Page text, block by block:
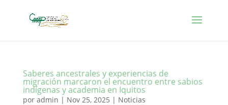
Saberes ancestrales y experiencias de
migración marcaron el encuentro entre sabios
indígenas y academia en Iquitos
por admin | Nov 25, 2025 | Noticias